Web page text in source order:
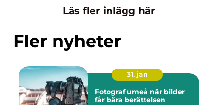
Läs fler inlägg här
Fler nyheter
31. jan
Fotograf umeå när bilder
får bära berättelsen